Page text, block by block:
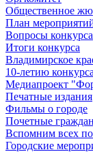
Общественное
План
Вопросы конкурса
Итоги конкурса
Владимирское
10-летию
Медиапроект
Печатные издания
Фильмы о городе
Почетные
Вспомним всех
Городские